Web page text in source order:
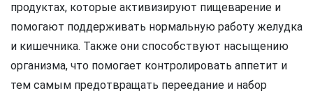
продуктах, которые активизируют пищеварение и
помогают поддерживать нормальную работу желудка
и кишечника. Также они способствуют насыщению
организма, что помогает контролировать аппетит и
тем самым предотвращать переедание и набор